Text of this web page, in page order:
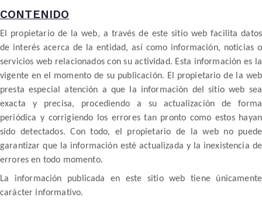
CONTENIDO
El propietario de la web, a través de este sitio web facilita datos
de interés acerca de la entidad, así como información, noticias o
servicios web relacionados con su actividad. Esta información es la
vigente en el momento de su publicación. El propietario de la web
presta especial atención a que la información del sitio web sea
exacta y precisa, procediendo a su actualización de forma
periódica y corrigiendo los errores tan pronto como estos hayan
sido detectados. Con todo, el propietario de la web no puede
garantizar que la información esté actualizada y la inexistencia de
errores en todo momento.
La información publicada en este sitio web tiene únicamente
carácter informativo.